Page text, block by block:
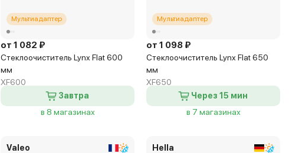
Мультиадаптер
от 1 082 ₽
Стеклоочиститель Lynx Flat 600
мм
XF600
Завтра
в 8 магазинах
Мультиадаптер
от 1 098 ₽
Стеклоочиститель Lynx Flat 650
мм
XF650
Через 15 мин
в 7 магазинах
Valeo Hella